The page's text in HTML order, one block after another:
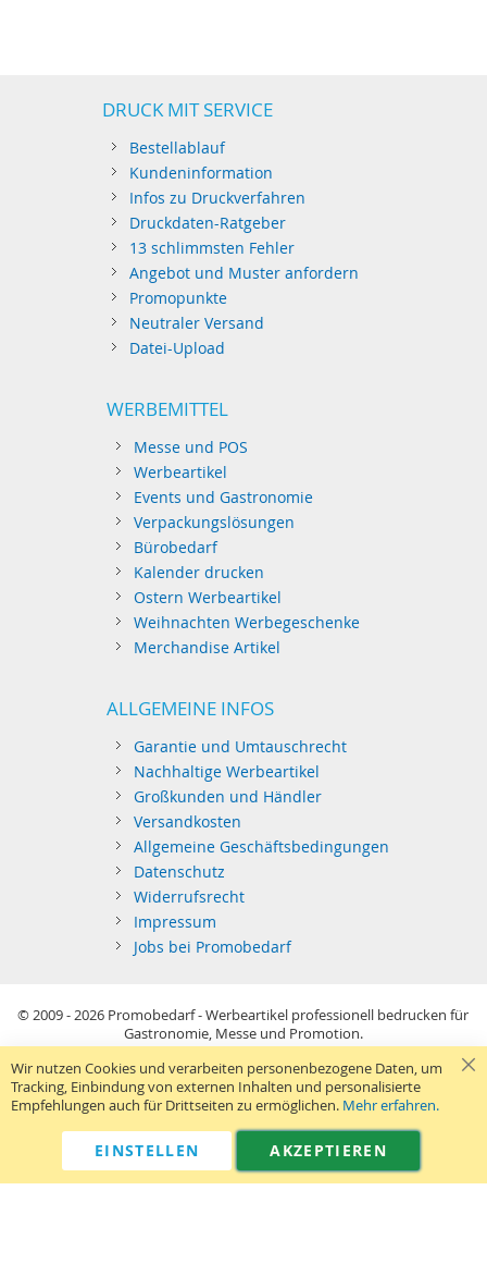
DRUCK MIT SERVICE
Bestellablauf
Kundeninformation
Infos zu Druckverfahren
Druckdaten-Ratgeber
13 schlimmsten Fehler
Angebot und Muster anfordern
Promopunkte
Neutraler Versand
Datei-Upload
WERBEMITTEL
Messe und POS
Werbeartikel
Events und Gastronomie
Verpackungslösungen
Bürobedarf
Kalender drucken
Ostern Werbeartikel
Weihnachten Werbegeschenke
Merchandise Artikel
ALLGEMEINE INFOS
Garantie und Umtauschrecht
Nachhaltige Werbeartikel
Großkunden und Händler
Versandkosten
Allgemeine Geschäftsbedingungen
Datenschutz
Widerrufsrecht
Impressum
Jobs bei Promobedarf
© 2009 - 2026 Promobedarf - Werbeartikel professionell bedrucken für
Gastronomie, Messe und Promotion.
Kein Privatverkauf: Alle Preise sind Richtpreise und versehen sich als
Aufforderung zur Abgabe eines Angebots.
Sie richten sich nur an gewerblichen Bedarf (§14 BGB) im Sinne der
Preisangabenverordnung und verstehen sich netto zzgl. MwSt. USB-
Sticks: Tagespreise ggf. zzgl. Druckkosten und GEMA.
Standard-Versand erfolgt kostenlos (Deutsches Festland)
040 38 63 12 40 Kontaktformular
Wir nutzen Cookies und verarbeiten personenbezogene Daten, um
Tracking, Einbindung von externen Inhalten und personalisierte
Empfehlungen auch für Drittseiten zu ermöglichen. Mehr erfahren.
AKZEPTIEREN
EINSTELLEN